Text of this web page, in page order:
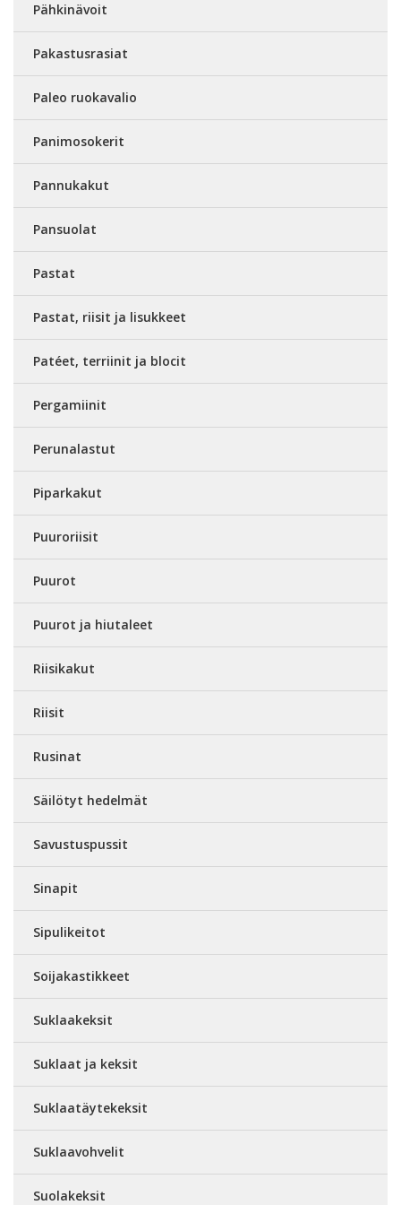
Pähkinävoit
Pakastusrasiat
Paleo ruokavalio
Panimosokerit
Pannukakut
Pansuolat
Pastat
Pastat, riisit ja lisukkeet
Patéet, terriinit ja blocit
Pergamiinit
Perunalastut
Piparkakut
Puuroriisit
Puurot
Puurot ja hiutaleet
Riisikakut
Riisit
Rusinat
Säilötyt hedelmät
Savustuspussit
Sinapit
Sipulikeitot
Soijakastikkeet
Suklaakeksit
Suklaat ja keksit
Suklaatäytekeksit
Suklaavohvelit
Suolakeksit